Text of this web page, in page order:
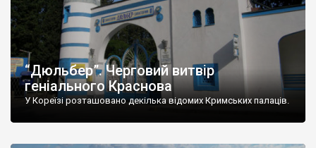
“Дюльбер”. Черговий витвір
геніального Краснова
У Кореїзі розташовано декілька відомих Кримських палаців.